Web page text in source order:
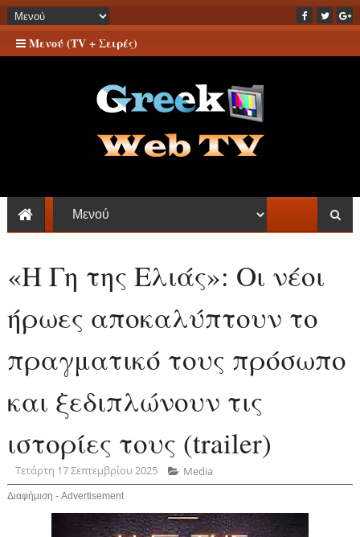
Μενού (TV + Σειρές)
«Η Γη της Ελιάς»: Οι νέοι
ήρωες αποκαλύπτουν το
πραγματικό τους πρόσωπο
και ξεδιπλώνουν τις
ιστορίες τους (trailer)
Τετάρτη 17 Σεπτεμβρίου 2025 Media
Διαφήμιση - Advertisement